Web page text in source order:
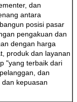
dan
antara
posisi pasar
pengakuan dan
dengan harga
produk dan layanan
"yang terbaik dari
dan
kepuasan